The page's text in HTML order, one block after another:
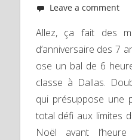
Leave a comment
Allez, ça fait des
d’anniversaire des 7
ose un bal de 6
classe à Dallas.
qui présuppose une
total défi aux limites
Noël avant